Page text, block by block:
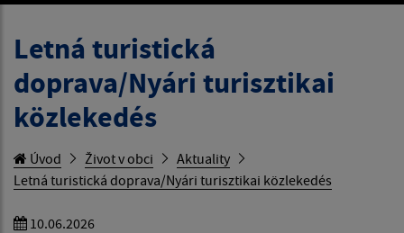
Letná turistická
doprava/Nyári turisztikai
közlekedés
Úvod Život v obci
Aktuality
Letná turistická doprava/Nyári turisztikai közlekedés
10.06.2026